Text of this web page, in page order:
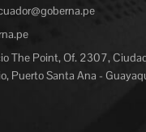
The Point, Of. 2307,
Puerto Santa Ana -